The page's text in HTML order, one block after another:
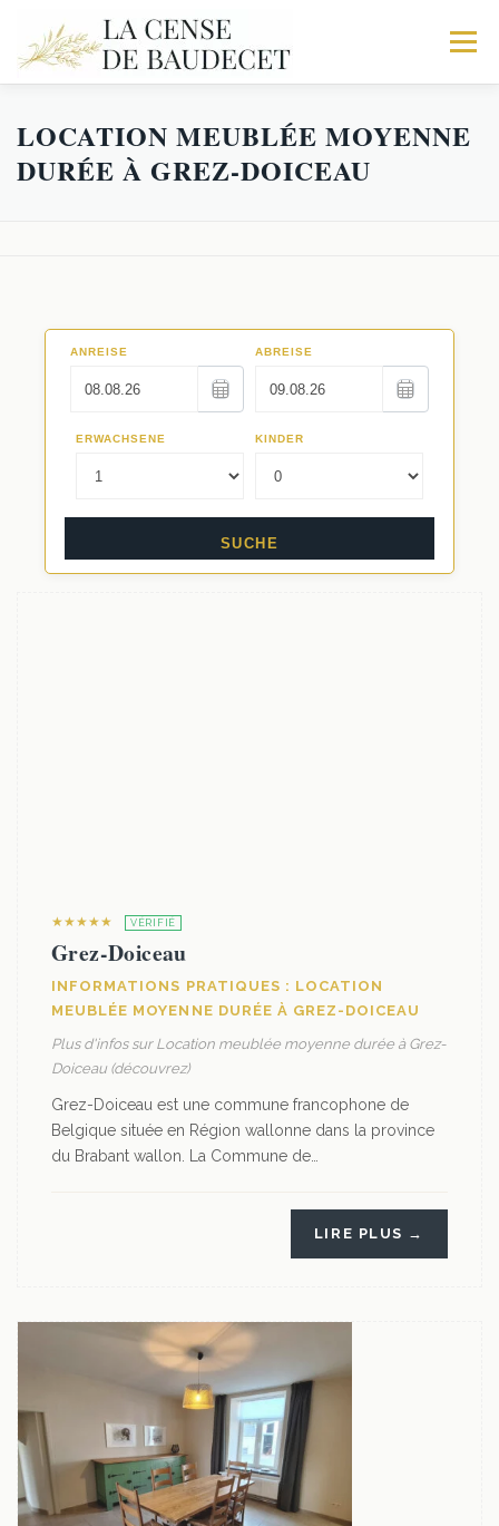
Menu
ACCUEIL NOS GITES
La Fabrique
Les Écuries
EXPÉRIENCES
Séminaires au Vert
Restaurants
LOCATION MEUBLÉE MOYENNE
DURÉE À GREZ-DOICEAU
★★★★★ VÉRIFIÉ
Grez-Doiceau
INFORMATIONS PRATIQUES : LOCATION
MEUBLÉE MOYENNE DURÉE À GREZ-DOICEAU
Plus d'infos sur Location meublée moyenne durée à Grez-
Doiceau (découvrez)
Grez-Doiceau est une commune francophone de
Belgique située en Région wallonne dans la province
du Brabant wallon. La Commune de…
LIRE PLUS →